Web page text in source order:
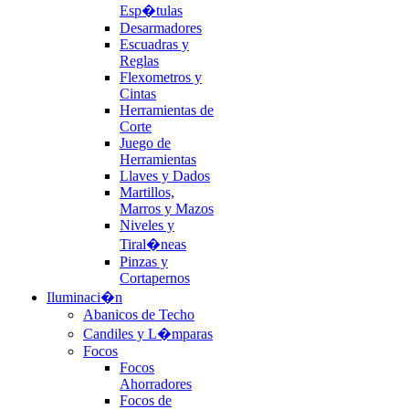
Esp�tulas
Desarmadores
Escuadras y
Reglas
Flexometros y
Cintas
Herramientas de
Corte
Juego de
Herramientas
Llaves y Dados
Martillos,
Marros y Mazos
Niveles y
Tiral�neas
Pinzas y
Cortapernos
Iluminaci�n
Abanicos de Techo
Candiles y L�mparas
Focos
Focos
Ahorradores
Focos de